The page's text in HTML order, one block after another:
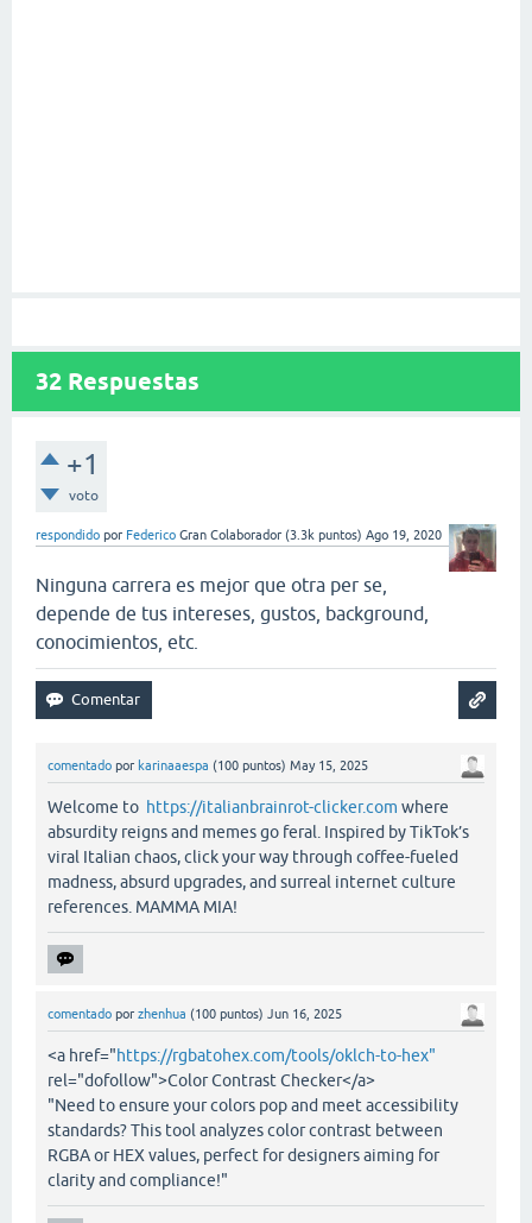
32 Respuestas
+1
voto
respondido por Federico Gran Colaborador (3.3k puntos) Ago 19, 2020
Ninguna carrera es mejor que otra per se,
depende de tus intereses, gustos, background,
conocimientos, etc.
comentado por karinaaespa (100 puntos) May 15, 2025
Welcome to https://italianbrainrot-clicker.com where
absurdity reigns and memes go feral. Inspired by TikTok’s
viral Italian chaos, click your way through coffee-fueled
madness, absurd upgrades, and surreal internet culture
references. MAMMA MIA!
comentado por zhenhua (100 puntos) Jun 16, 2025
<a href="https://rgbatohex.com/tools/oklch-to-hex"
rel="dofollow">Color Contrast Checker</a>
"Need to ensure your colors pop and meet accessibility
standards? This tool analyzes color contrast between
RGBA or HEX values, perfect for designers aiming for
clarity and compliance!"